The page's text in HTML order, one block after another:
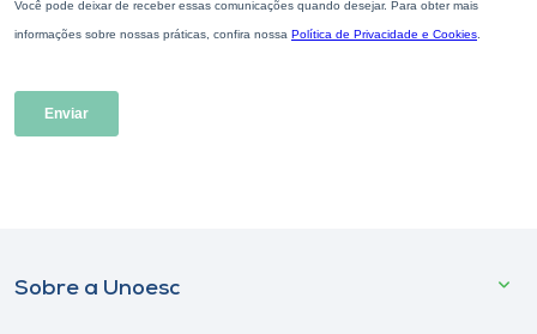
Sobre a Unoesc